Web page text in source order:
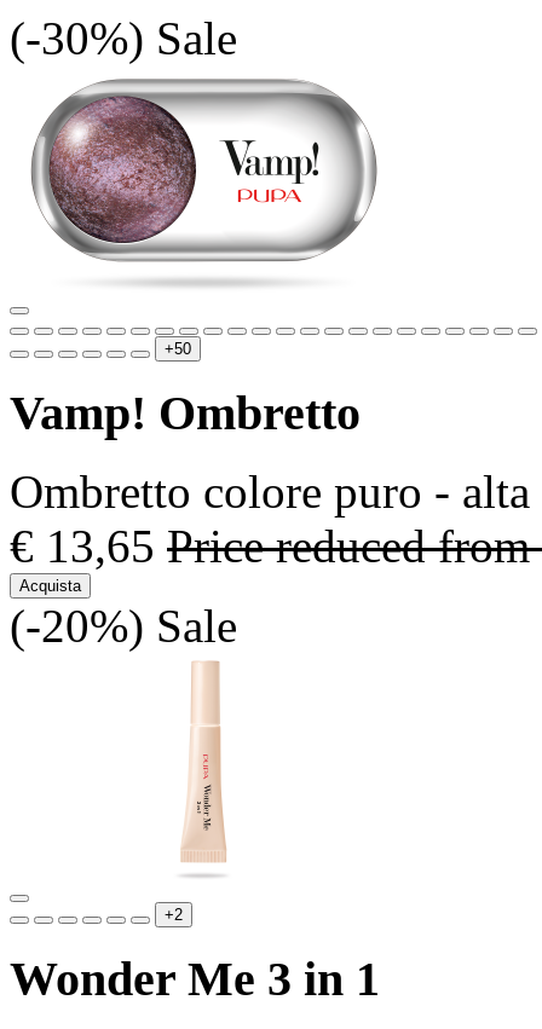
(-30%) Sale
+50
Vamp! Ombretto
Ombretto colore puro -
€ 13,65 Price reduced from
Acquista
(-20%) Sale
+2
Wonder Me 3 in 1